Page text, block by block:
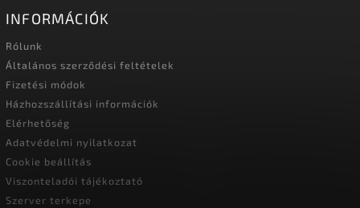
INFORMÁCIÓK
Rólunk
Általános szerződési feltételek
Fizetési módok
Házhozszállítási információk
Elérhetőség
Adatvédelmi nyilatkozat
Cookie beállítás
Viszonteladói tájékoztató
Szerver terkepe